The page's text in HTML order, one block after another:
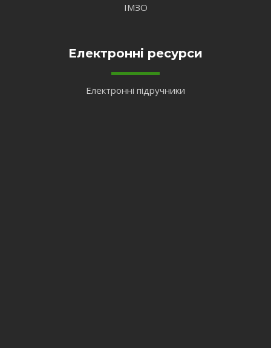
ІМЗО
Електронні ресурси
Електронні підручники